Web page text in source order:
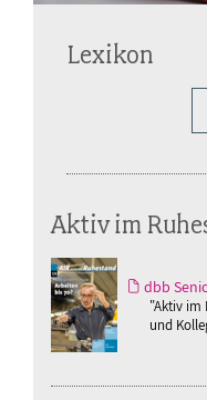
Lexikon
Aktiv im
dbb
"Aktiv im
und